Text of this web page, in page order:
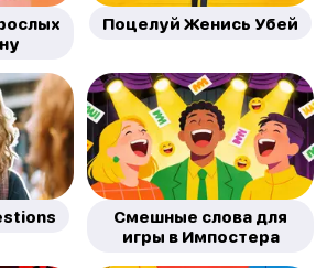
Поцелуй Женись Убей
Смешные слова для
игры в Импостера